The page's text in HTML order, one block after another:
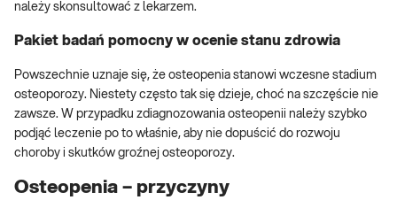
należy skonsultować z lekarzem.
Pakiet badań pomocny w ocenie stanu zdrowia
Powszechnie uznaje się, że osteopenia stanowi wczesne stadium
osteoporozy. Niestety często tak się dzieje, choć na szczęście nie
zawsze. W przypadku zdiagnozowania osteopenii należy szybko
podjąć leczenie po to właśnie, aby nie dopuścić do rozwoju
choroby i skutków groźnej osteoporozy.
Osteopenia – przyczyny